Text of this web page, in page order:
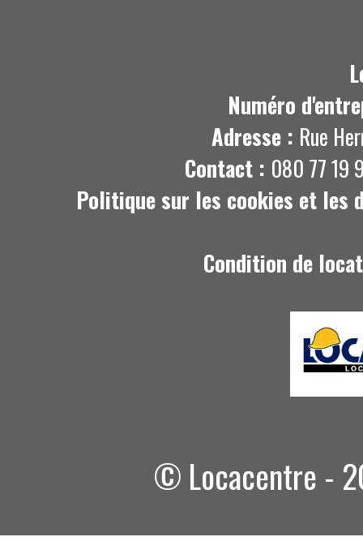
Numéro
Adresse : Rue
Contact : 080 77 19
Politique sur les cookies et les
Condition de
© Locacentre -